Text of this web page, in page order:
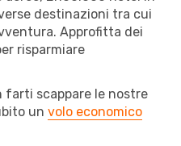
destinazioni tra cui
Approfitta dei
risparmiare
farti scappare le nostre
un volo economico